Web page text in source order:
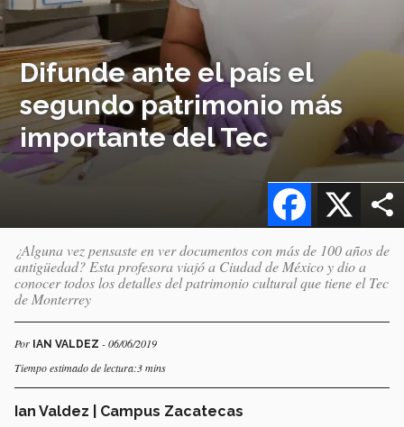
Difunde ante el país el
segundo patrimonio más
importante del Tec
X
Facebook
¿Alguna vez pensaste en ver documentos con más de 100 años de
antigüedad? Esta profesora viajó a Ciudad de México y dio a
conocer todos los detalles del patrimonio cultural que tiene el Tec
de Monterrey
Por IAN VALDEZ - 06/06/2019
Tiempo estimado de lectura:3 mins
Ian Valdez | Campus Zacatecas